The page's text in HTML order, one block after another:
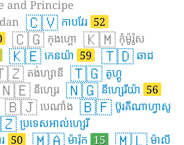
and Principe
🇨🇻 កាបវែរ 52
🇨🇬 កុងហ្គោ 🇰🇲 កុំម៉ូរ៉ូស
🇰🇪 កេនយ៉ា 59 🇹🇩 ឆាដ
តង់ហ្សានី 🇹🇬 តូហ្គូ
នីហ្សេរ 🇳🇬 នីហ្សេរីយ៉ា 56
🇧🇯 បេណាំង 🇧🇫 ប៊ូរគីណាហ្វាសូ
ប្រទេសអាល់ហ្សេរី
50 ម៉ារ៉ុក 15 ម៉ាលី